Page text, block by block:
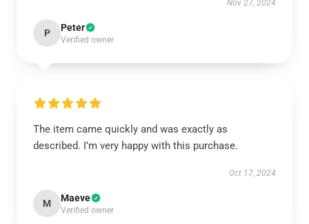
Nov 27, 2024
P Peter
Verified owner
The item came quickly and was exactly as
described. I’m very happy with this purchase.
Oct 17, 2024
M Maeve
Verified owner